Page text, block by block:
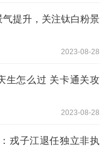
提升，关注钛白粉景
2023-08-28
生怎么过 关卡通关攻
2023-08-28
戎子江退任独立非执